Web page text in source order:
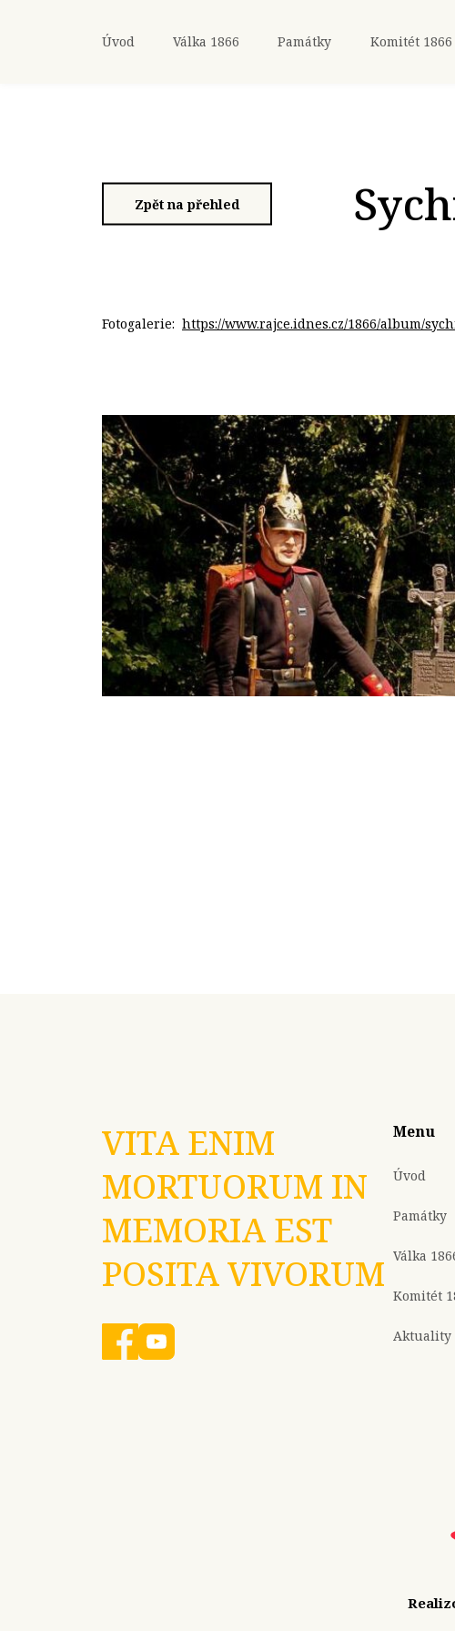
Úvod Válka 1866 Památky Komitét 1866
Zpět na přehled
Fotogalerie: https://www.rajce.idnes.cz/1866/album/
VITA ENIM
MORTUORUM IN
MEMORIA EST
POSITA VIVORUM
Menu
Úvod
Památky
Válka
Komitét
Aktuality